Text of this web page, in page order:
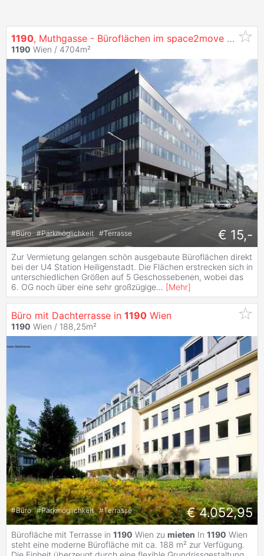
1190, Muthgasse - Büroflächen im space2move zu
1190 Wien / 4704m²
#Büro #Parkmöglichkeit #Terrasse € 15,-
Zur Vermietung gelangen schön ausgebaute Büroflächen direkt
bei der U4 Station Heiligenstadt. Die Flächen erstrecken sich in
unterschiedlichen Größen auf 5 Geschossebenen, wobei das
6. OG noch über eine sehr großzügige... [Mehr]
Büro mit Dachterrasse in 1190 Wien
1190 Wien / 188,25m²
#Büro #Parkmöglichkeit #Terrasse € 4.052,95
Bürofläche mit Terrasse in 1190 Wien zu mieten In 1190 Wien
steht eine moderne Bürofläche mit ca. 188 m² zur Verfügung.